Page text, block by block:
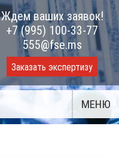
Ждем ваших заявок!
+7 (995) 100-33-77
555@fse.ms
Заказать экспертизу
МЕНЮ